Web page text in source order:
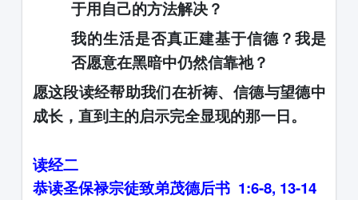
于用自己的方法解决？
我的生活是否真正建基于信德？我是
否愿意在黑暗中仍然信靠祂？
愿这段读经帮助我们在祈祷、信德与望德中
成长，直到主的启示完全显现的那一日。
读经二
恭读圣保禄宗徒致弟茂德后书1:6-8, 13-14